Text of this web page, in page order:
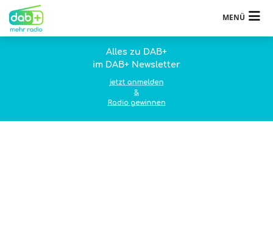
MENÜ
Alles zu DAB+
im DAB+ Newsletter
jetzt anmelden
&
Radio gewinnen